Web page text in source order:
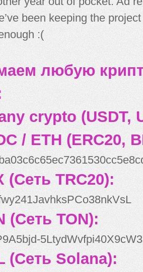
been keeping the
:(
любую
crypto (USDT,
/ ETH (ERC20,
(Сеть TRC20):
(Сеть TON):
(Сеть Solana):